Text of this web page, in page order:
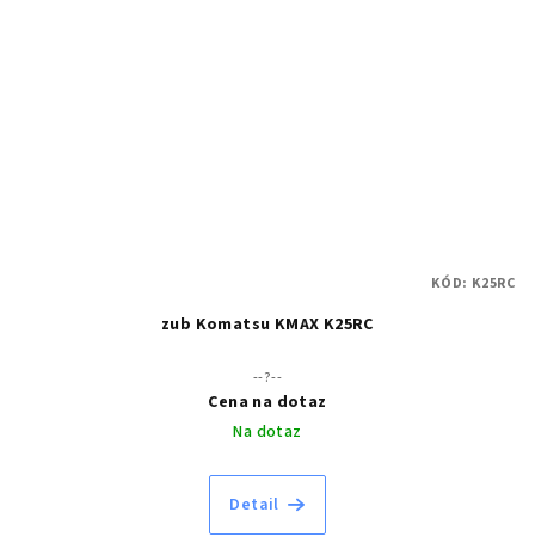
zub Komatsu KMAX K25RC
--?--
Cena na dotaz
Na dotaz
Detail
KÓD: K25RC